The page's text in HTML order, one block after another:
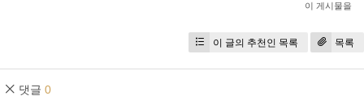
이 게시물을
이 글의 추천인 목록 목록
댓글 0